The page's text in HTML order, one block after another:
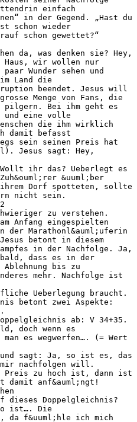
einfach
in der Gegend. „Hast du
schon wieder
schon gewettet?“
da, was denken sie? Hey,
Haus, wir wollen nur
Wunder sehen und
Land die
beendet. Jesus will
Menge von Fans, die
pilgern. Bei ihm geht es
und eine volle
die ihm wirklich
damit befasst
sein seinen Preis hat
Jesus sagt: Hey,
ihr das? Ueberlegt es
&uuml;ber
ihrem Dorf spotteten, sollte
nicht sein.
zu verstehen.
Anfang eingespielten
der Marathonl&auml;uferin
betont in diesem
in der Nachfolge. Ja,
bald, dass es in der
Ablehnung bis zu
mehr. Nachfolge ist
Ueberlegung braucht.
betont zwei Aspekte:
ab: V 34+35.
doch wenn es
es wegwerfen…. (= Wert
und sagt: Ja, so ist es, das
nachfolgen will.
Preis zu hoch ist, dann ist
damit anf&auml;ngt!
dieses Doppelgleichnis?
ist…. Die
da f&uuml;hle ich mich